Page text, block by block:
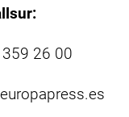
26 00